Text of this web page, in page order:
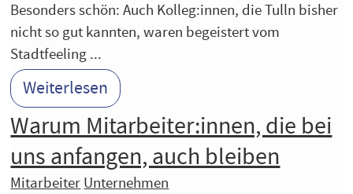
Besonders schön: Auch Kolleg:innen, die Tulln bisher
nicht so gut kannten, waren begeistert vom
Stadtfeeling ...
Weiterlesen
Warum Mitarbeiter:innen, die bei
uns anfangen, auch bleiben
Mitarbeiter Unternehmen